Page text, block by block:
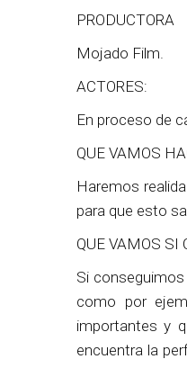
PRODUCTORA
Mojado Film.
ACTORES:
En proceso de
QUE VAMOS
Haremos
para que esto
QUE VAMOS SI
Si
como por
importantes y
encuentra la